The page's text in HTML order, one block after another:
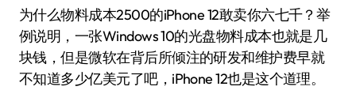
为什么物料成本2500的iPhone 12敢卖你六七千？举
例说明，一张Windows 10的光盘物料成本也就是几
块钱，但是微软在背后所倾注的研发和维护费早就
不知道多少亿美元了吧，iPhone 12也是这个道理。